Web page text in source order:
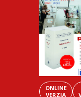
ONLINE
VERZIA